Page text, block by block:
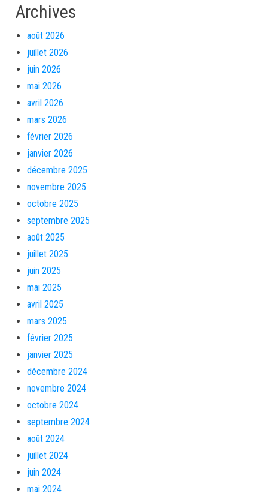
Archives
août 2026
juillet 2026
juin 2026
mai 2026
avril 2026
mars 2026
février 2026
janvier 2026
décembre 2025
novembre 2025
octobre 2025
septembre 2025
août 2025
juillet 2025
juin 2025
mai 2025
avril 2025
mars 2025
février 2025
janvier 2025
décembre 2024
novembre 2024
octobre 2024
septembre 2024
août 2024
juillet 2024
juin 2024
mai 2024